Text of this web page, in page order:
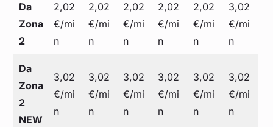
Da
Zona
2
2,02
€/mi
n
2,02
€/mi
n
2,02
€/mi
n
2,02
€/mi
n
2,02
€/mi
n
3,02
€/mi
n
Da
Zona
2
NEW
3,02
€/mi
n
3,02
€/mi
n
3,02
€/mi
n
3,02
€/mi
n
3,02
€/mi
n
3,02
€/mi
n